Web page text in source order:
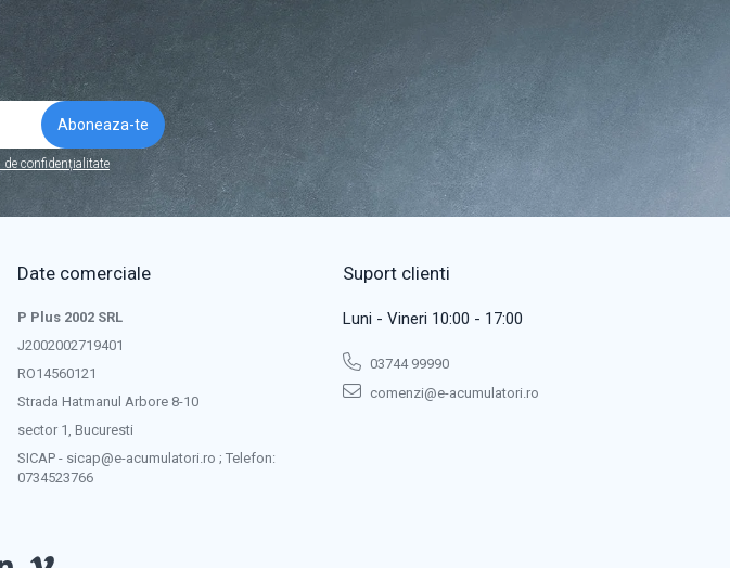
de confidențialitate
Date comerciale
P Plus 2002 SRL
J2002002719401
RO14560121
Strada Hatmanul Arbore 8-10
sector 1, Bucuresti
SICAP - sicap@e-acumulatori.ro ; Telefon:
0734523766
Suport clienti
Luni - Vineri 10:00 - 17:00
03744 99990
comenzi@e-acumulatori.ro